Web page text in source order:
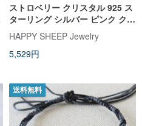
ストロベリー クリスタル 925 ス
ターリング シルバー ピンク クリ
スタル フルーツ ブレスレット
HAPPY SHEEP Jewelry
5,529円
送料無料